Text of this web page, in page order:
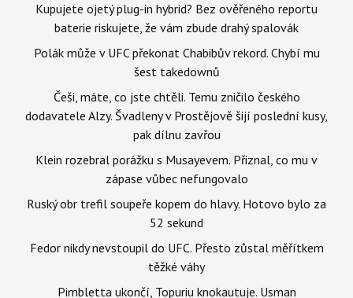
Kupujete ojetý plug-in hybrid? Bez ověřeného reportu
baterie riskujete, že vám zbude drahý spalovák
Polák může v UFC překonat Chabibův rekord. Chybí mu
šest takedownů
Češi, máte, co jste chtěli. Temu zničilo českého
dodavatele Alzy. Švadleny v Prostějově šijí poslední kusy,
pak dílnu zavřou
Klein rozebral porážku s Musayevem. Přiznal, co mu v
zápase vůbec nefungovalo
Ruský obr trefil soupeře kopem do hlavy. Hotovo bylo za
52 sekund
Fedor nikdy nevstoupil do UFC. Přesto zůstal měřítkem
těžké váhy
Pimbletta ukončí, Topuriu knokautuje. Usman